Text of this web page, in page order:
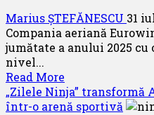
de
acrobatie
si
–
partea
Marius ȘTEFĂNESCU 31
Compania aeriană
jumătate a anului 2025
nivel...
Read More
more
about
„Zilele Ninja” transformă
într-o arenă sportivă